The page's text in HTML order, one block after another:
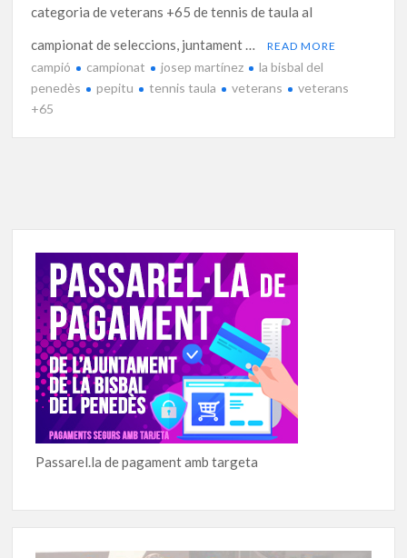
categoria de veterans +65 de tennis de taula al
campionat de seleccions, juntament …
READ MORE
campió campionat josep martínez
la bisbal del
penedès
pepitu tennis taula veterans
veterans
+65
Passarel.la de pagament amb targeta